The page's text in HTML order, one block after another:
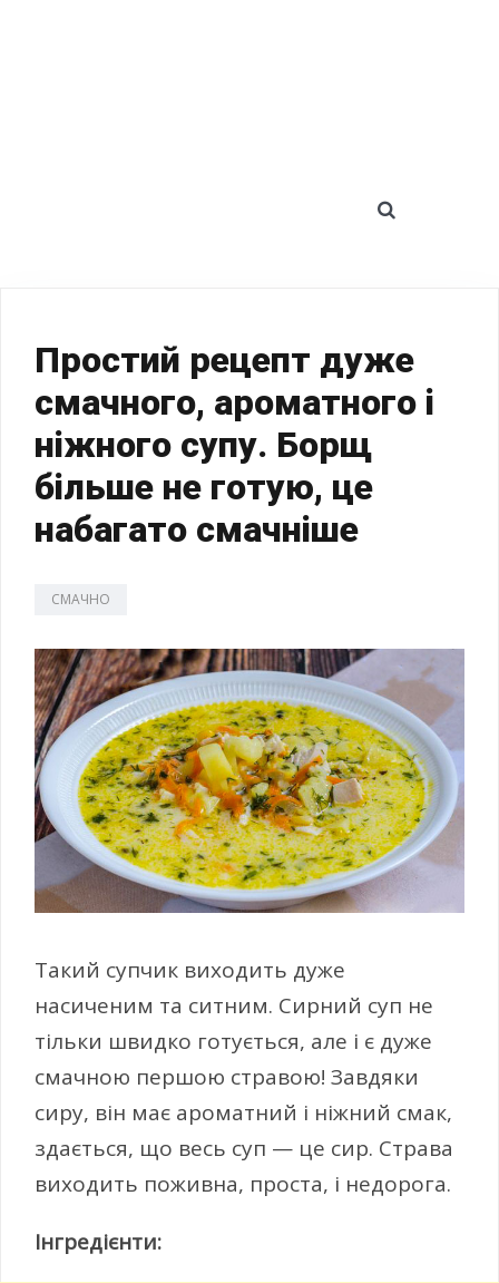
Простий рецепт дуже
смачного, ароматного і
ніжного супу. Борщ
більше не готую, це
набагато смачніше
СМАЧНО
Такий супчик виходить дуже
насиченим та ситним. Сирний суп не
тільки швидко готується, але і є дуже
смачною першою стравою! Завдяки
сиру, він має ароматний і ніжний смак,
здається, що весь суп — це сир. Страва
виходить поживна, проста, і недорога.
Інгредієнти: